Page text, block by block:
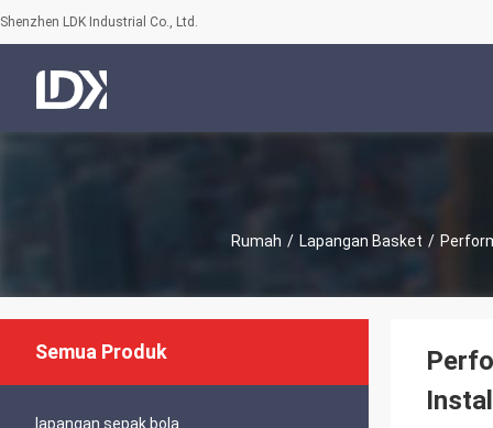
Shenzhen LDK Industrial Co., Ltd.
Rumah / Lapangan Basket /
Semua Produk
lapangan sepak bola